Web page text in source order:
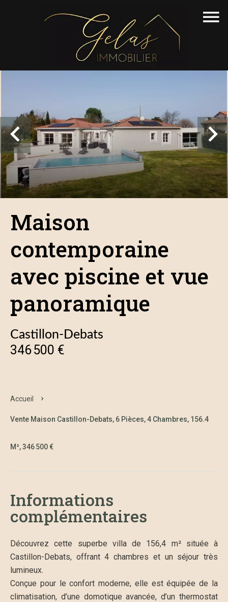
Maison
contemporaine
avec piscine et vue
panoramique
Castillon-Debats
346 500 €
Accueil
Vente Maison Castillon-Debats, 6 Pièces, 4 Chambres, 156.4
M², 346 500 €
Informations
complémentaires
Découvrez cette superbe villa de 156,4 m² située à
Castillon-Debats, offrant 4 chambres et un séjour très
lumineux.
Conçue pour le confort moderne, elle est équipée de la
climatisation, d’une domotique avancée, d’un thermostat